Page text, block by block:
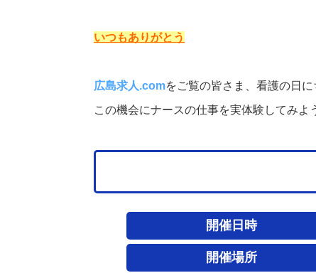
いつもありがとう
広島求人.comをご覧の皆さま、 看護の日に
この機会にナースの仕事を実体験してみよ
開催日時
開催場所